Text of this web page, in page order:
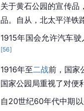
关于黄石公园的宣传品
品。自从，北太平洋铁
1915年国会允许汽车
[56]
1916年至二战前，国家
国家公园局重视了对便
自20世纪60年代中期